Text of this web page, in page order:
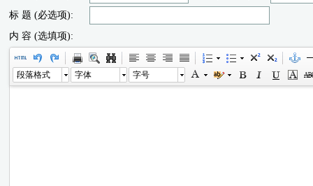
标 题 (必选项):
内 容 (选填项):
段落格式 字体 字号